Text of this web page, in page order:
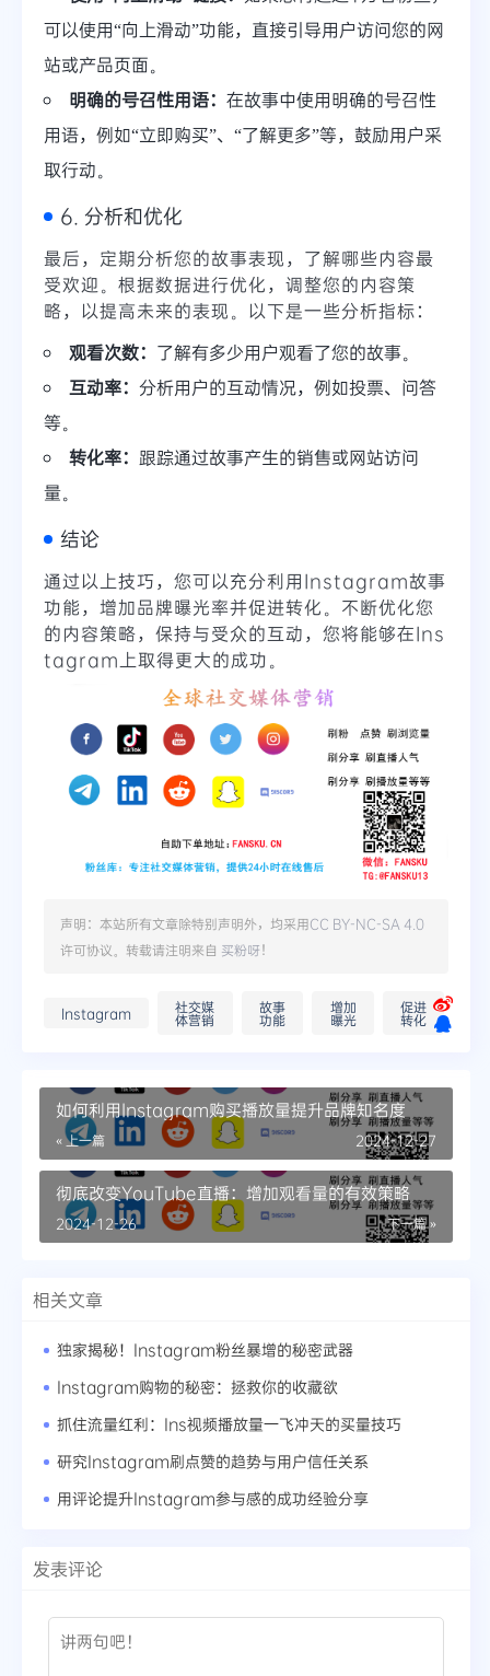
可以使用“向上滑动”功能，直接引导用户访问您的网
站或产品页面。
明确的号召性用语： 在故事中使用明确的号召性
用语，例如“立即购买”、“了解更多”等，鼓励用户采
取行动。
6. 分析和优化
最后，定期分析您的故事表现，了解哪些内容最
受欢迎。根据数据进行优化，调整您的内容策
略，以提高未来的表现。以下是一些分析指标：
观看次数： 了解有多少用户观看了您的故事。
互动率： 分析用户的互动情况，例如投票、问答
等。
转化率： 跟踪通过故事产生的销售或网站访问
量。
结论
通过以上技巧，您可以充分利用Instagram故事
功能，增加品牌曝光率并促进转化。不断优化您
的内容策略，保持与受众的互动，您将能够在Ins
tagram上取得更大的成功。
声明：本站所有文章除特别声明外，均采用CC BY-NC-SA 4.0
许可协议。转载请注明来自 买粉呀！
Instagram 社交媒
体营销
故事
功能
增加
曝光
促进
转化
如何利用Instagram购买播放量提升品牌知名度
« 上一篇 2024-12-27
彻底改变YouTube直播：增加观看量的有效策略
下一篇 »
2024-12-26
相关文章
独家揭秘！Instagram粉丝暴增的秘密武器
Instagram购物的秘密：拯救你的收藏欲
抓住流量红利：Ins视频播放量一飞冲天的买量技巧
研究Instagram刷点赞的趋势与用户信任关系
用评论提升Instagram参与感的成功经验分享
发表评论